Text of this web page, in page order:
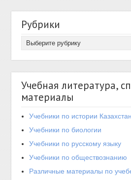
Рубрики
Учебная литература,
материалы
Учебники по истории
Учебники по биологии
Учебники по русскому языку
Учебники по обществознанию
Различные материалы по